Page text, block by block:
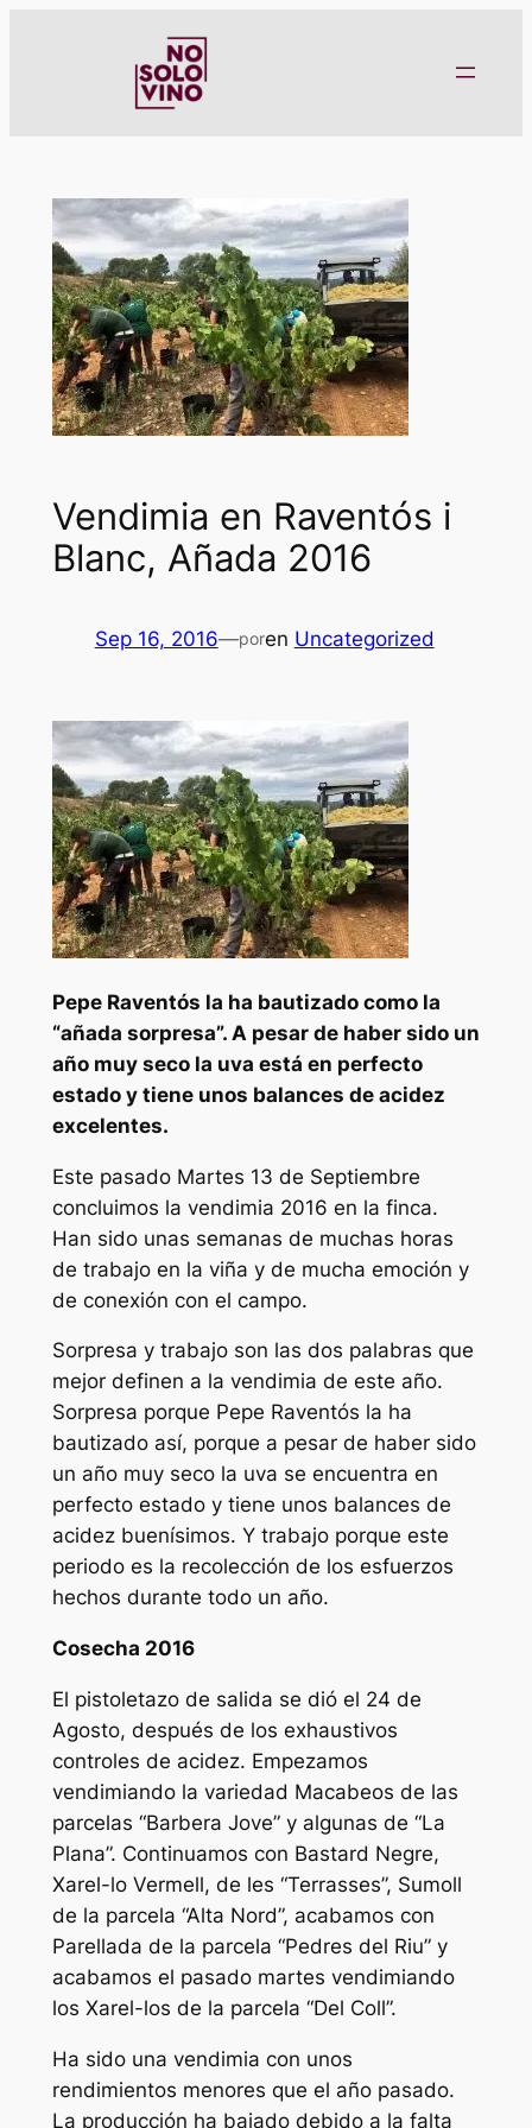
Vendimia en Raventós i
Blanc, Añada 2016
Sep 16, 2016—poren Uncategorized
Pepe Raventós la ha bautizado como la
“añada sorpresa”. A pesar de haber sido un
año muy seco la uva está en perfecto
estado y tiene unos balances de acidez
excelentes.
Este pasado Martes 13 de Septiembre
concluimos la vendimia 2016 en la finca.
Han sido unas semanas de muchas horas
de trabajo en la viña y de mucha emoción y
de conexión con el campo.
Sorpresa y trabajo son las dos palabras que
mejor definen a la vendimia de este año.
Sorpresa porque Pepe Raventós la ha
bautizado así, porque a pesar de haber sido
un año muy seco la uva se encuentra en
perfecto estado y tiene unos balances de
acidez buenísimos. Y trabajo porque este
periodo es la recolección de los esfuerzos
hechos durante todo un año.
Cosecha 2016
El pistoletazo de salida se dió el 24 de
Agosto, después de los exhaustivos
controles de acidez. Empezamos
vendimiando la variedad Macabeos de las
parcelas “Barbera Jove” y algunas de “La
Plana”. Continuamos con Bastard Negre,
Xarel-lo Vermell, de les “Terrasses”, Sumoll
de la parcela “Alta Nord”, acabamos con
Parellada de la parcela “Pedres del Riu” y
acabamos el pasado martes vendimiando
los Xarel-los de la parcela “Del Coll”.
Ha sido una vendimia con unos
rendimientos menores que el año pasado.
La producción ha bajado debido a la falta